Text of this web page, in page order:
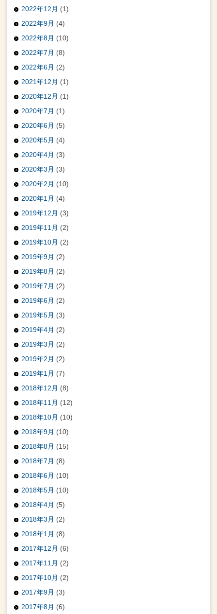
2022年12月 (1)
2022年9月 (4)
2022年8月 (10)
2022年7月 (8)
2022年6月 (2)
2021年12月 (1)
2020年12月 (1)
2020年7月 (1)
2020年6月 (5)
2020年5月 (4)
2020年4月 (3)
2020年3月 (3)
2020年2月 (10)
2020年1月 (4)
2019年12月 (3)
2019年11月 (2)
2019年10月 (2)
2019年9月 (2)
2019年8月 (2)
2019年7月 (2)
2019年6月 (2)
2019年5月 (3)
2019年4月 (2)
2019年3月 (2)
2019年2月 (2)
2019年1月 (7)
2018年12月 (8)
2018年11月 (12)
2018年10月 (10)
2018年9月 (10)
2018年8月 (15)
2018年7月 (8)
2018年6月 (10)
2018年5月 (10)
2018年4月 (5)
2018年3月 (2)
2018年1月 (8)
2017年12月 (6)
2017年11月 (2)
2017年10月 (2)
2017年9月 (3)
2017年8月 (6)